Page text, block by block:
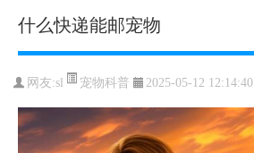
什么快递能邮宠物
网友:sl 宠物科普 2025-05-12 12:14:40